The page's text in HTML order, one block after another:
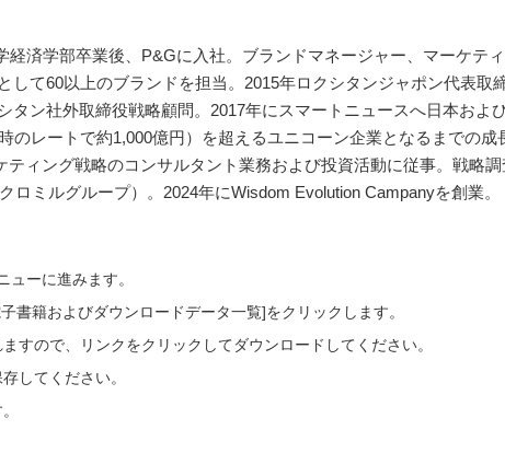
経済学部卒業後、P&Gに入社。ブランドマネージャー、マーケテ
して60以上のブランドを担当。2015年ロクシタンジャポン代表取
タン社外取締役戦略顧問。2017年にスマートニュースへ日本およ
のレートで約1,000億円）を超えるユニコーン企業となるまでの
ィング戦略のコンサルタント業務および投資活動に従事。戦略
ロミルグループ）。2024年にWisdom Evolution Campanyを創業。
ーに進みます。
書籍およびダウンロードデータ一覧]をクリックします。
すので、リンクをクリックしてダウンロードしてください。
してください。